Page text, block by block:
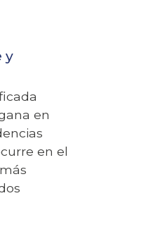
y
en
en el